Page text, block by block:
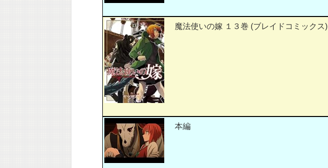
魔法使いの嫁 １３巻 (ブレイドコミックス)
本編